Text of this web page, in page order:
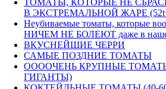
ТОМАТЫ, КОТОРЫЕ НЕ
В ЭКСТРЕМАЛЬНОЙ ЖАРЕ
Неубиваемые томаты, которые
НИЧЕМ НЕ БОЛЕЮТ даже в
ВКУСНЕЙШИЕ ЧЕРРИ
САМЫЕ ПОЗДНИЕ ТОМАТЫ
ООООЧЕНЬ КРУПНЫЕ
ГИГАНТЫ)